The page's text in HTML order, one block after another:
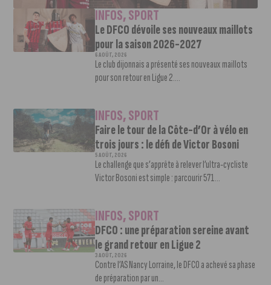
INFOS,SPORT
Le DFCO dévoile ses nouveaux maillots
pour la saison 2026-2027
6 AOÛT, 2026
Le club dijonnais a présenté ses nouveaux maillots
pour son retour en Ligue 2....
INFOS,SPORT
Faire le tour de la Côte-d’Or à vélo en
trois jours : le défi de Victor Bosoni
5 AOÛT, 2026
Le challenge que s’apprête à relever l’ultra-cycliste
Victor Bosoni est simple : parcourir 571...
INFOS,SPORT
DFCO : une préparation sereine avant
le grand retour en Ligue 2
3 AOÛT, 2026
Contre l’AS Nancy Lorraine, le DFCO a achevé sa phase
de préparation par un...